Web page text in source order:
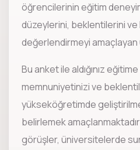
öğrencilerinin eğitim
düzeylerini, beklentilerini
değerlendirmeyi amaçlayan
Bu anket ile aldığınız
memnuniyetinizi ve
yükseköğretimde
belirlemek
görüşler, üniversitelerde